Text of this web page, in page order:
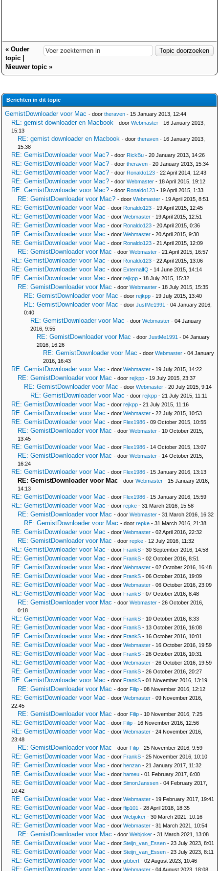
« Ouder
topic
Nieuwer topic »
Berichten in dit topic
GemistDownloader voor Mac - door theraven - 15 January 2013, 12:44
RE: gemist downloader en Macbook - door Webmaster - 16 January 2013,
15:13
RE: gemist downloader en Macbook - door theraven - 16 January 2013,
15:38
RE: GemistDownloader voor Mac? - door RickBu - 20 January 2013, 14:26
RE: GemistDownloader voor Mac? - door theraven - 20 January 2013, 15:34
RE: GemistDownloader voor Mac? - door Ronaldo123 - 22 April 2014, 12:43
RE: GemistDownloader voor Mac? - door Webmaster - 18 April 2015, 19:12
RE: GemistDownloader voor Mac? - door Ronaldo123 - 19 April 2015, 1:33
RE: GemistDownloader voor Mac? - door Webmaster - 19 April 2015, 8:51
RE: GemistDownloader voor Mac - door Ronaldo123 - 19 April 2015, 12:45
RE: GemistDownloader voor Mac - door Webmaster - 19 April 2015, 12:51
RE: GemistDownloader voor Mac - door Ronaldo123 - 20 April 2015, 0:36
RE: GemistDownloader voor Mac - door Webmaster - 20 April 2015, 9:30
RE: GemistDownloader voor Mac - door Ronaldo123 - 21 April 2015, 12:09
RE: GemistDownloader voor Mac - door Webmaster - 21 April 2015, 16:57
RE: GemistDownloader voor Mac - door Ronaldo123 - 22 April 2015, 13:06
RE: GemistDownloader voor Mac - door ExternalIQ - 14 June 2015, 14:14
RE: GemistDownloader voor Mac - door rejkpp - 18 July 2015, 15:32
RE: GemistDownloader voor Mac - door Webmaster - 18 July 2015, 15:35
RE: GemistDownloader voor Mac - door rejkpp - 19 July 2015, 13:40
RE: GemistDownloader voor Mac - door JustMe1991 - 04 January 2016,
0:40
RE: GemistDownloader voor Mac - door Webmaster - 04 January
2016, 9:55
RE: GemistDownloader voor Mac - door JustMe1991 - 04 January
2016, 16:26
RE: GemistDownloader voor Mac - door Webmaster - 04 January
2016, 16:43
RE: GemistDownloader voor Mac - door Webmaster - 19 July 2015, 14:22
RE: GemistDownloader voor Mac - door rejkpp - 19 July 2015, 23:37
RE: GemistDownloader voor Mac - door Webmaster - 20 July 2015, 9:14
RE: GemistDownloader voor Mac - door rejkpp - 21 July 2015, 11:11
RE: GemistDownloader voor Mac - door rejkpp - 21 July 2015, 11:16
RE: GemistDownloader voor Mac - door Webmaster - 22 July 2015, 10:53
RE: GemistDownloader voor Mac - door Flex1986 - 09 October 2015, 10:55
RE: GemistDownloader voor Mac - door Webmaster - 10 October 2015,
13:45
RE: GemistDownloader voor Mac - door Flex1986 - 14 October 2015, 13:07
RE: GemistDownloader voor Mac - door Webmaster - 14 October 2015,
16:24
RE: GemistDownloader voor Mac - door Flex1986 - 15 January 2016, 13:13
RE: GemistDownloader voor Mac - door Webmaster - 15 January 2016,
14:13
RE: GemistDownloader voor Mac - door Flex1986 - 15 January 2016, 15:59
RE: GemistDownloader voor Mac - door repke - 31 March 2016, 15:58
RE: GemistDownloader voor Mac - door Webmaster - 31 March 2016, 16:32
RE: GemistDownloader voor Mac - door repke - 31 March 2016, 21:38
RE: GemistDownloader voor Mac - door Webmaster - 02 April 2016, 22:32
RE: GemistDownloader voor Mac - door repke - 12 July 2016, 11:32
RE: GemistDownloader voor Mac - door FrankS - 30 September 2016, 14:58
RE: GemistDownloader voor Mac - door FrankS - 02 October 2016, 8:51
RE: GemistDownloader voor Mac - door Webmaster - 02 October 2016, 16:48
RE: GemistDownloader voor Mac - door FrankS - 06 October 2016, 19:09
RE: GemistDownloader voor Mac - door Webmaster - 06 October 2016, 23:09
RE: GemistDownloader voor Mac - door FrankS - 07 October 2016, 8:48
RE: GemistDownloader voor Mac - door Webmaster - 26 October 2016,
0:18
RE: GemistDownloader voor Mac - door FrankS - 10 October 2016, 8:33
RE: GemistDownloader voor Mac - door FrankS - 13 October 2016, 16:08
RE: GemistDownloader voor Mac - door FrankS - 16 October 2016, 10:01
RE: GemistDownloader voor Mac - door Webmaster - 16 October 2016, 19:59
RE: GemistDownloader voor Mac - door FrankS - 26 October 2016, 10:31
RE: GemistDownloader voor Mac - door Webmaster - 26 October 2016, 19:59
RE: GemistDownloader voor Mac - door FrankS - 26 October 2016, 20:27
RE: GemistDownloader voor Mac - door FrankS - 01 November 2016, 13:19
RE: GemistDownloader voor Mac - door Filip - 08 November 2016, 12:12
RE: GemistDownloader voor Mac - door Webmaster - 09 November 2016,
22:45
RE: GemistDownloader voor Mac - door Filip - 10 November 2016, 7:25
RE: GemistDownloader voor Mac - door Filip - 16 November 2016, 12:56
RE: GemistDownloader voor Mac - door Webmaster - 24 November 2016,
23:48
RE: GemistDownloader voor Mac - door Filip - 25 November 2016, 9:59
RE: GemistDownloader voor Mac - door FrankS - 25 November 2016, 10:10
RE: GemistDownloader voor Mac - door henzan - 21 January 2017, 11:32
RE: GemistDownloader voor Mac - door hameu - 01 February 2017, 6:00
RE: GemistDownloader voor Mac - door SimonJanssen - 04 February 2017,
10:42
RE: GemistDownloader voor Mac - door Webmaster - 19 February 2017, 19:41
RE: GemistDownloader voor Mac - door flip101 - 28 April 2018, 18:35
RE: GemistDownloader voor Mac - door Webjoker - 30 March 2021, 10:16
RE: GemistDownloader voor Mac - door Webmaster - 31 March 2021, 10:54
RE: GemistDownloader voor Mac - door Webjoker - 31 March 2021, 13:08
RE: GemistDownloader voor Mac - door Steijn_van_Essen - 23 July 2023, 8:01
RE: GemistDownloader voor Mac - door Steijn_van_Essen - 23 July 2023, 8:11
RE: GemistDownloader voor Mac - door gibbert - 02 August 2023, 10:46
RE: GemistDownloader voor Mac - door Webmaster - 04 August 2023, 18:08